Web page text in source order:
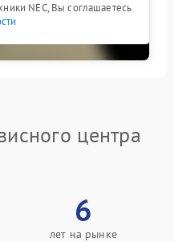
NEC, Вы соглашаетесь
центра
6
лет на рынке